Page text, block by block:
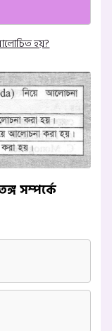
আলোচিত হয়?
সম্পর্কে